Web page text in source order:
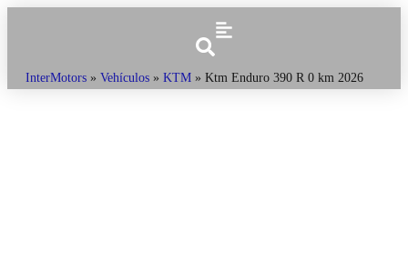
InterMotors » Vehículos » KTM » Ktm Enduro 390 R 0 km 2026